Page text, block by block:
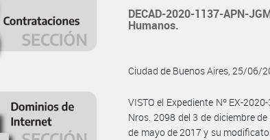
DECAD-2020-1137-APN-
Humanos.
Ciudad de Buenos Aires, 25/06/
VISTO el Expediente Nº EX-
Nros. 2098 del 3 de diciembre
de mayo de 2017 y su